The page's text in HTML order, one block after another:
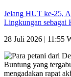
Jelang HUT ke-25,
Lingkungan sebagai
28 Juli 2026 | 11:55